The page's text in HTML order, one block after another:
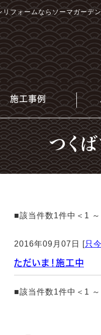
フォームならソーマガーデン
施工事例
つく
■該当件数1件中＜1 ～
2016年09月07日 [只
ただいま！施工中
■該当件数1件中＜1 ～